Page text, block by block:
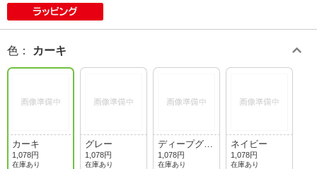
色 ： カーキ
カーキ
1,078円
在庫あり
グレー
1,078円
在庫あり
ディープグレ
ー
1,078円
在庫あり
ネイビー
1,078円
在庫あり